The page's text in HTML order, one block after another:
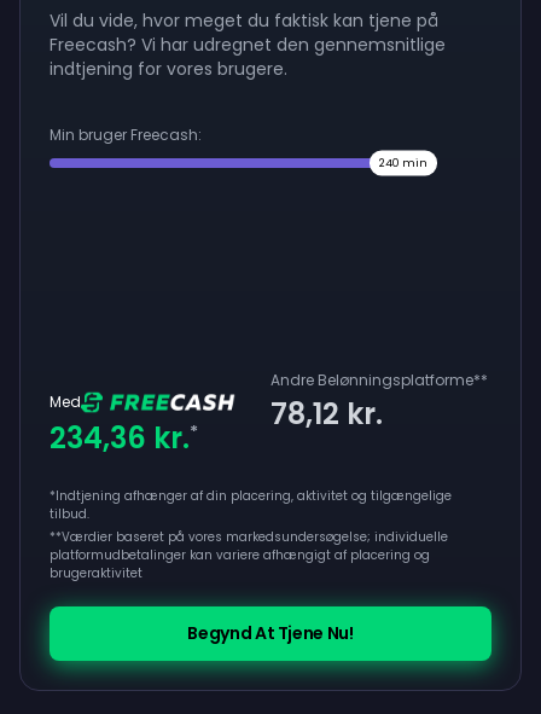
Vil du vide, hvor meget du faktisk kan tjene på
Freecash? Vi har udregnet den gennemsnitlige
indtjening for vores brugere.
Min bruger Freecash:
240 min
Med
234,36 kr.*
Andre Belønningsplatforme**
78,12 kr.
*Indtjening afhænger af din placering, aktivitet og tilgængelige
tilbud.
**Værdier baseret på vores markedsundersøgelse; individuelle
platformudbetalinger kan variere afhængigt af placering og
brugeraktivitet
Begynd At Tjene Nu!